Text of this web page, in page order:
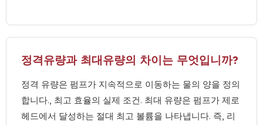
정격유량과 최대유량의 차이는 무엇입니까?
정격 유량은 펌프가 지속적으로 이동하는 물의 양을 정의
합니다., 최고 효율의 실제 조건. 최대 유량은 펌프가 제로
헤드에서 달성하는 절대 최고 볼륨을 나타냅니다. 즉, 리